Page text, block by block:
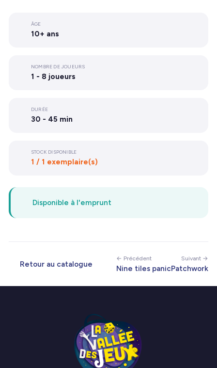
ÂGE
10+ ans
NOMBRE DE JOUEURS
1 - 8 joueurs
DURÉE
30 - 45 min
STOCK DISPONIBLE
1 / 1 exemplaire(s)
Disponible à l'emprunt
Retour au catalogue
← Précédent
Nine tiles panic
Suivant →
Patchwork